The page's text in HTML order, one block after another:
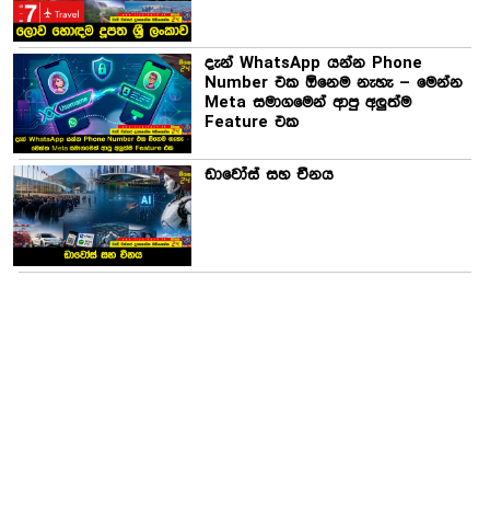
දැන් WhatsApp යන්න Phone
Number එක ඕනෙම නැහැ – මෙන්න
Meta සමාගමෙන් ආපු අලුත්ම
Feature එක
ඩාවෝස් සහ චීනය